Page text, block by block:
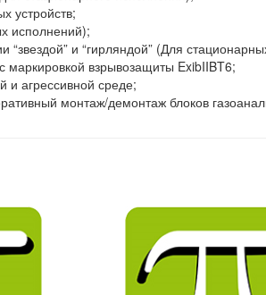
устройств;
исполнений);
и “гирляндой” (Для
взрывозащиты ExibIIBT6;
и агрессивной среде;
монтаж/демонтаж блоков